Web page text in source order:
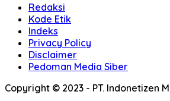
Redaksi
Kode Etik
Indeks
Privacy Policy
Disclaimer
Pedoman Media Siber
Copyright © 2023 - PT. Indonetizen